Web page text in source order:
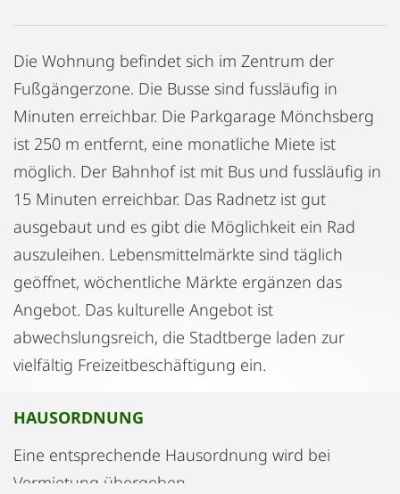
Die Wohnung befindet sich im Zentrum der
Fußgängerzone. Die Busse sind fussläufig in
Minuten erreichbar. Die Parkgarage Mönchsberg
ist 250 m entfernt, eine monatliche Miete ist
möglich. Der Bahnhof ist mit Bus und fussläufig in
15 Minuten erreichbar. Das Radnetz ist gut
ausgebaut und es gibt die Möglichkeit ein Rad
auszuleihen. Lebensmittelmärkte sind täglich
geöffnet, wöchentliche Märkte ergänzen das
Angebot. Das kulturelle Angebot ist
abwechslungsreich, die Stadtberge laden zur
vielfältig Freizeitbeschäftigung ein.
HAUSORDNUNG
Eine entsprechende Hausordnung wird bei
Vermietung übergeben.